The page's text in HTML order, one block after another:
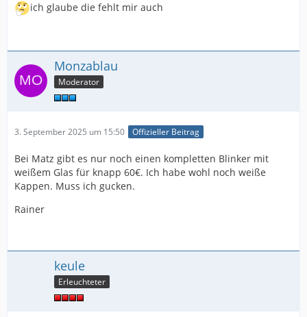
ich glaube die fehlt mir auch
Monzablau
Moderator
3. September 2025 um 15:50 Offizieller Beitrag
Bei Matz gibt es nur noch einen kompletten Blinker mit
weißem Glas für knapp 60€. Ich habe wohl noch weiße
Kappen. Muss ich gucken.
Rainer
keule
Erleuchteter